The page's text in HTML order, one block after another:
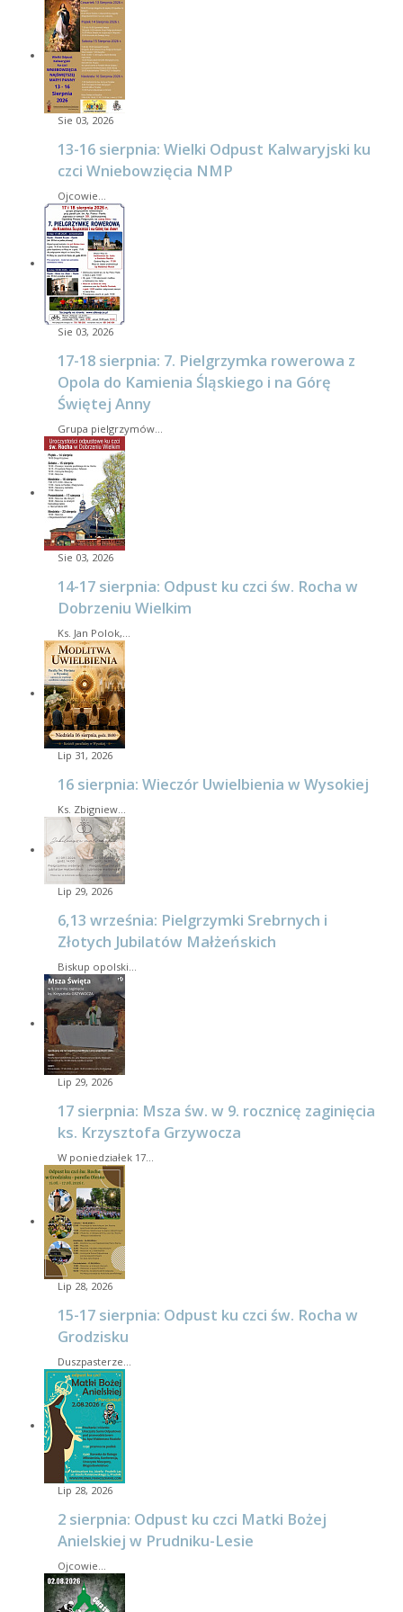
Sie 03, 2026
13-16 sierpnia: Wielki Odpust Kalwaryjski ku
czci Wniebowzięcia NMP
Ojcowie…
Sie 03, 2026
17-18 sierpnia: 7. Pielgrzymka rowerowa z
Opola do Kamienia Śląskiego i na Górę
Świętej Anny
Grupa pielgrzymów…
Sie 03, 2026
14-17 sierpnia: Odpust ku czci św. Rocha w
Dobrzeniu Wielkim
Ks. Jan Polok,…
Lip 31, 2026
16 sierpnia: Wieczór Uwielbienia w Wysokiej
Ks. Zbigniew…
Lip 29, 2026
6,13 września: Pielgrzymki Srebrnych i
Złotych Jubilatów Małżeńskich
Biskup opolski…
Lip 29, 2026
17 sierpnia: Msza św. w 9. rocznicę zaginięcia
ks. Krzysztofa Grzywocza
W poniedziałek 17…
Lip 28, 2026
15-17 sierpnia: Odpust ku czci św. Rocha w
Grodzisku
Duszpasterze…
Lip 28, 2026
2 sierpnia: Odpust ku czci Matki Bożej
Anielskiej w Prudniku-Lesie
Ojcowie…